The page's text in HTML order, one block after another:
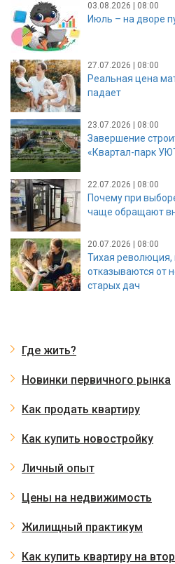
03.08.2026 | 08:00
Июль – на дворе
27.07.2026 | 08:00
Реальная цена
падает
23.07.2026 | 08:00
Завершение
«Квартал-парк
22.07.2026 | 08:00
Почему при
чаще обращают
20.07.2026 | 08:00
Тихая
отказываются от
старых дач
Где жить?
Новинки первичного рынка
Как продать квартиру
Как купить новостройку
Личный опыт
Цены на недвижимость
Жилищный практикум
Как купить квартиру на